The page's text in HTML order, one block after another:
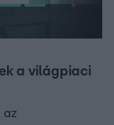
a világpiaci
az